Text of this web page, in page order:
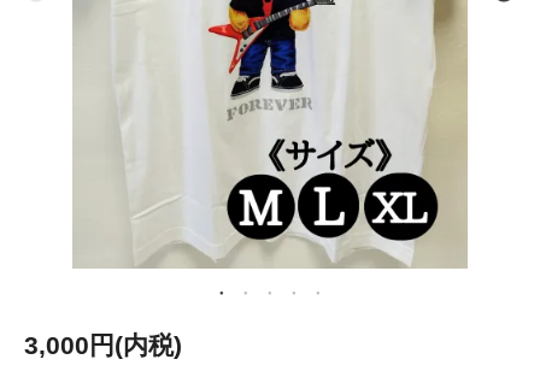
3,000円(内税)